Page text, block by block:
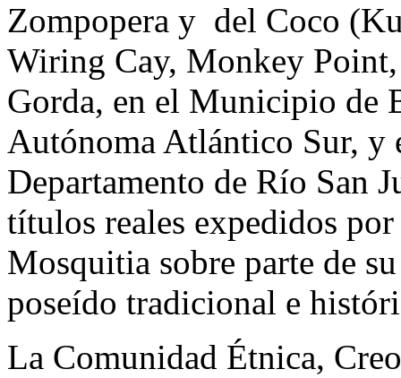
Zompopera y del Coco
Wiring Cay, Monkey
Gorda, en el Municipio de
Autónoma Atlántico Sur,
Departamento de Río San
títulos reales expedidos
Mosquitia sobre parte de
poseído tradicional e
La Comunidad Étnica,